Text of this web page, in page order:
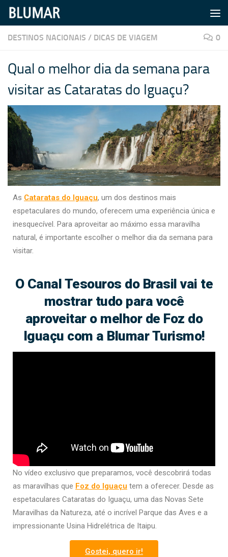
Skip to content
DESTINOS NACIONAIS / DICAS DE VIAGEM 0
Qual o melhor dia da semana para
visitar as Cataratas do Iguaçu?
As Cataratas do Iguaçu, um dos destinos mais
espetaculares do mundo, oferecem uma experiência única e
inesquecível. Para aproveitar ao máximo essa maravilha
natural, é importante escolher o melhor dia da semana para
visitar.
O Canal Tesouros do Brasil vai te
mostrar tudo para você
aproveitar o melhor de Foz do
Iguaçu com a Blumar Turismo!
No vídeo exclusivo que preparamos, você descobrirá todas
as maravilhas que Foz do Iguaçu tem a oferecer. Desde as
espetaculares Cataratas do Iguaçu, uma das Novas Sete
Maravilhas da Natureza, até o incrível Parque das Aves e a
impressionante Usina Hidrelétrica de Itaipu.
Gostei, quero ir!